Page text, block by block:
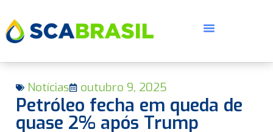
Notícias outubro 9, 2025
Petróleo fecha em queda de
quase 2% após Trump